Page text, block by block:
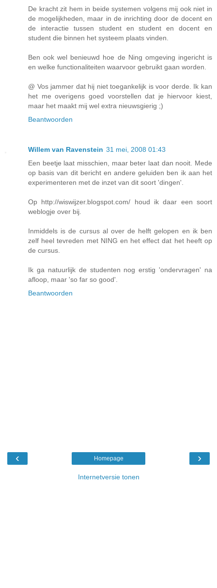
De kracht zit hem in beide systemen volgens mij ook niet in
de mogelijkheden, maar in de inrichting door de docent en
de interactie tussen student en student en docent en
student die binnen het systeem plaats vinden.
Ben ook wel benieuwd hoe de Ning omgeving ingericht is
en welke functionaliteiten waarvoor gebruikt gaan worden.
@ Vos jammer dat hij niet toegankelijk is voor derde. Ik kan
het me overigens goed voorstellen dat je hiervoor kiest,
maar het maakt mij wel extra nieuwsgierig ;)
Beantwoorden
Willem van Ravenstein 31 mei, 2008 01:43
Een beetje laat misschien, maar beter laat dan nooit. Mede
op basis van dit bericht en andere geluiden ben ik aan het
experimenteren met de inzet van dit soort 'dingen'.
Op http://wiswijzer.blogspot.com/ houd ik daar een soort
weblogje over bij.
Inmiddels is de cursus al over de helft gelopen en ik ben
zelf heel tevreden met NING en het effect dat het heeft op
de cursus.
Ik ga natuurlijk de studenten nog erstig 'ondervragen' na
afloop, maar 'so far so good'.
Beantwoorden
‹ ›
Homepage
Internetversie tonen